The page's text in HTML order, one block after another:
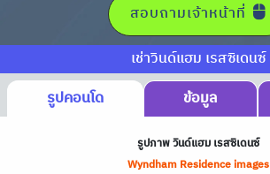
สอบถามเจ้าหน้าที่
เช่าวินด์แฮม เรสซิเดนซ์
รูปคอนโด
ข้อมูล
รูปภาพ วินด์แฮม เรสซิเดนซ์
Wyndham Residence images